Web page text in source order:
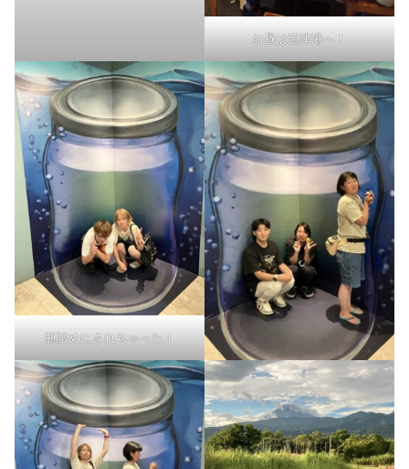
お昼は沼津港へ！
瓶詰めにされちゃった！